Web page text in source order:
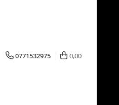
0771532975 0,00